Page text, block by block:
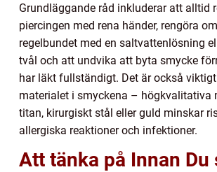
Grundläggande råd inkluderar att alltid
piercingen med rena händer, rengöra
regelbundet med en saltvattenlösning
tvål och att undvika att byta smycke
har läkt fullständigt. Det är också
materialet i smyckena – högkvalitativa
titan, kirurgiskt stål eller guld minskar
allergiska reaktioner och infektioner.
Att tänka på Innan